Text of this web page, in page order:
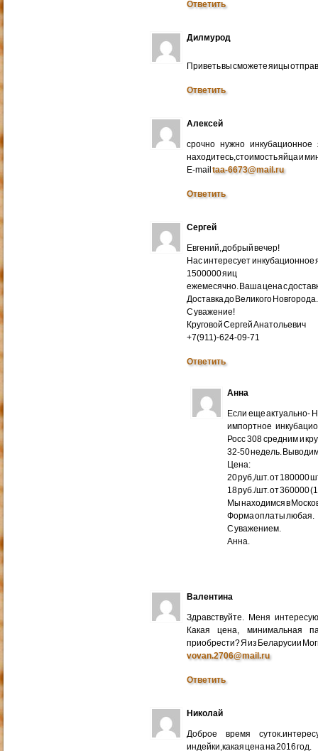
Ответить
Дилмурод
Приветь вы сможете яицы
Ответить
Алексей
срочно нужно
находитесь,стоимость яйца и
E-mailtaa-6673@mail.ru
Ответить
Сергей
Евгений, добрый вечер!
Нас интересует инкубационное
1500000 яиц
ежемесячно. Ваша цена с
Доставка до Великого Новгорода.
С уважение!
Круговой Сергей Анатольевич
+7(911)-624-09-71
Ответить
Анна
Если еще актуально-
импортное
Росс 308 средним и
32-50 недель.
Цена:
20 руб,/шт. от 180000
18 руб./шт. от 360000
Мы находимся в
Форма оплаты любая.
С уважением.
Анна.
Валентина
Здравствуйте. Меня
Какая цена, минимальная
приобрести? Я из Беларусии
vovan.2706@mail.ru
Ответить
Николай
Доброе время
индейки,какая цена на 2016 год.